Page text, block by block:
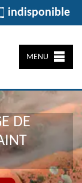
indisponible
MENU
DE